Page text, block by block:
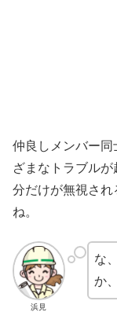
仲良しメンバー同
ざまなトラブル
分だけが無視され
ね。
浜見
な
か